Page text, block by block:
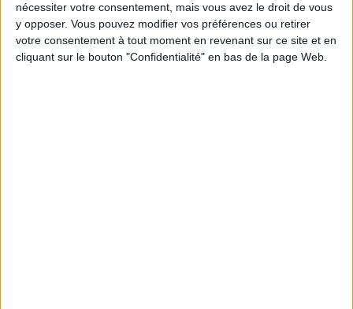
nécessiter votre consentement, mais vous avez le droit de vous
y opposer. Vous pouvez modifier vos préférences ou retirer
votre consentement à tout moment en revenant sur ce site et en
cliquant sur le bouton "Confidentialité" en bas de la page Web.